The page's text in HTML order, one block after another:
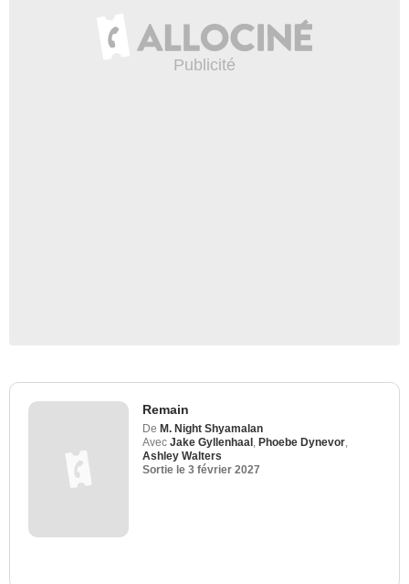
Remain
De M. Night Shyamalan
Avec Jake Gyllenhaal , Phoebe Dynevor,
Ashley Walters
Sortie le 3 février 2027